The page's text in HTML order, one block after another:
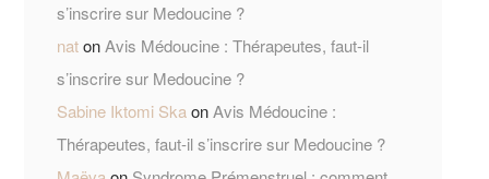
s’inscrire sur Medoucine ?
natonAvis Médoucine : Thérapeutes, faut-il
s’inscrire sur Medoucine ?
Sabine Iktomi SkaonAvis Médoucine :
Thérapeutes, faut-il s’inscrire sur Medoucine ?